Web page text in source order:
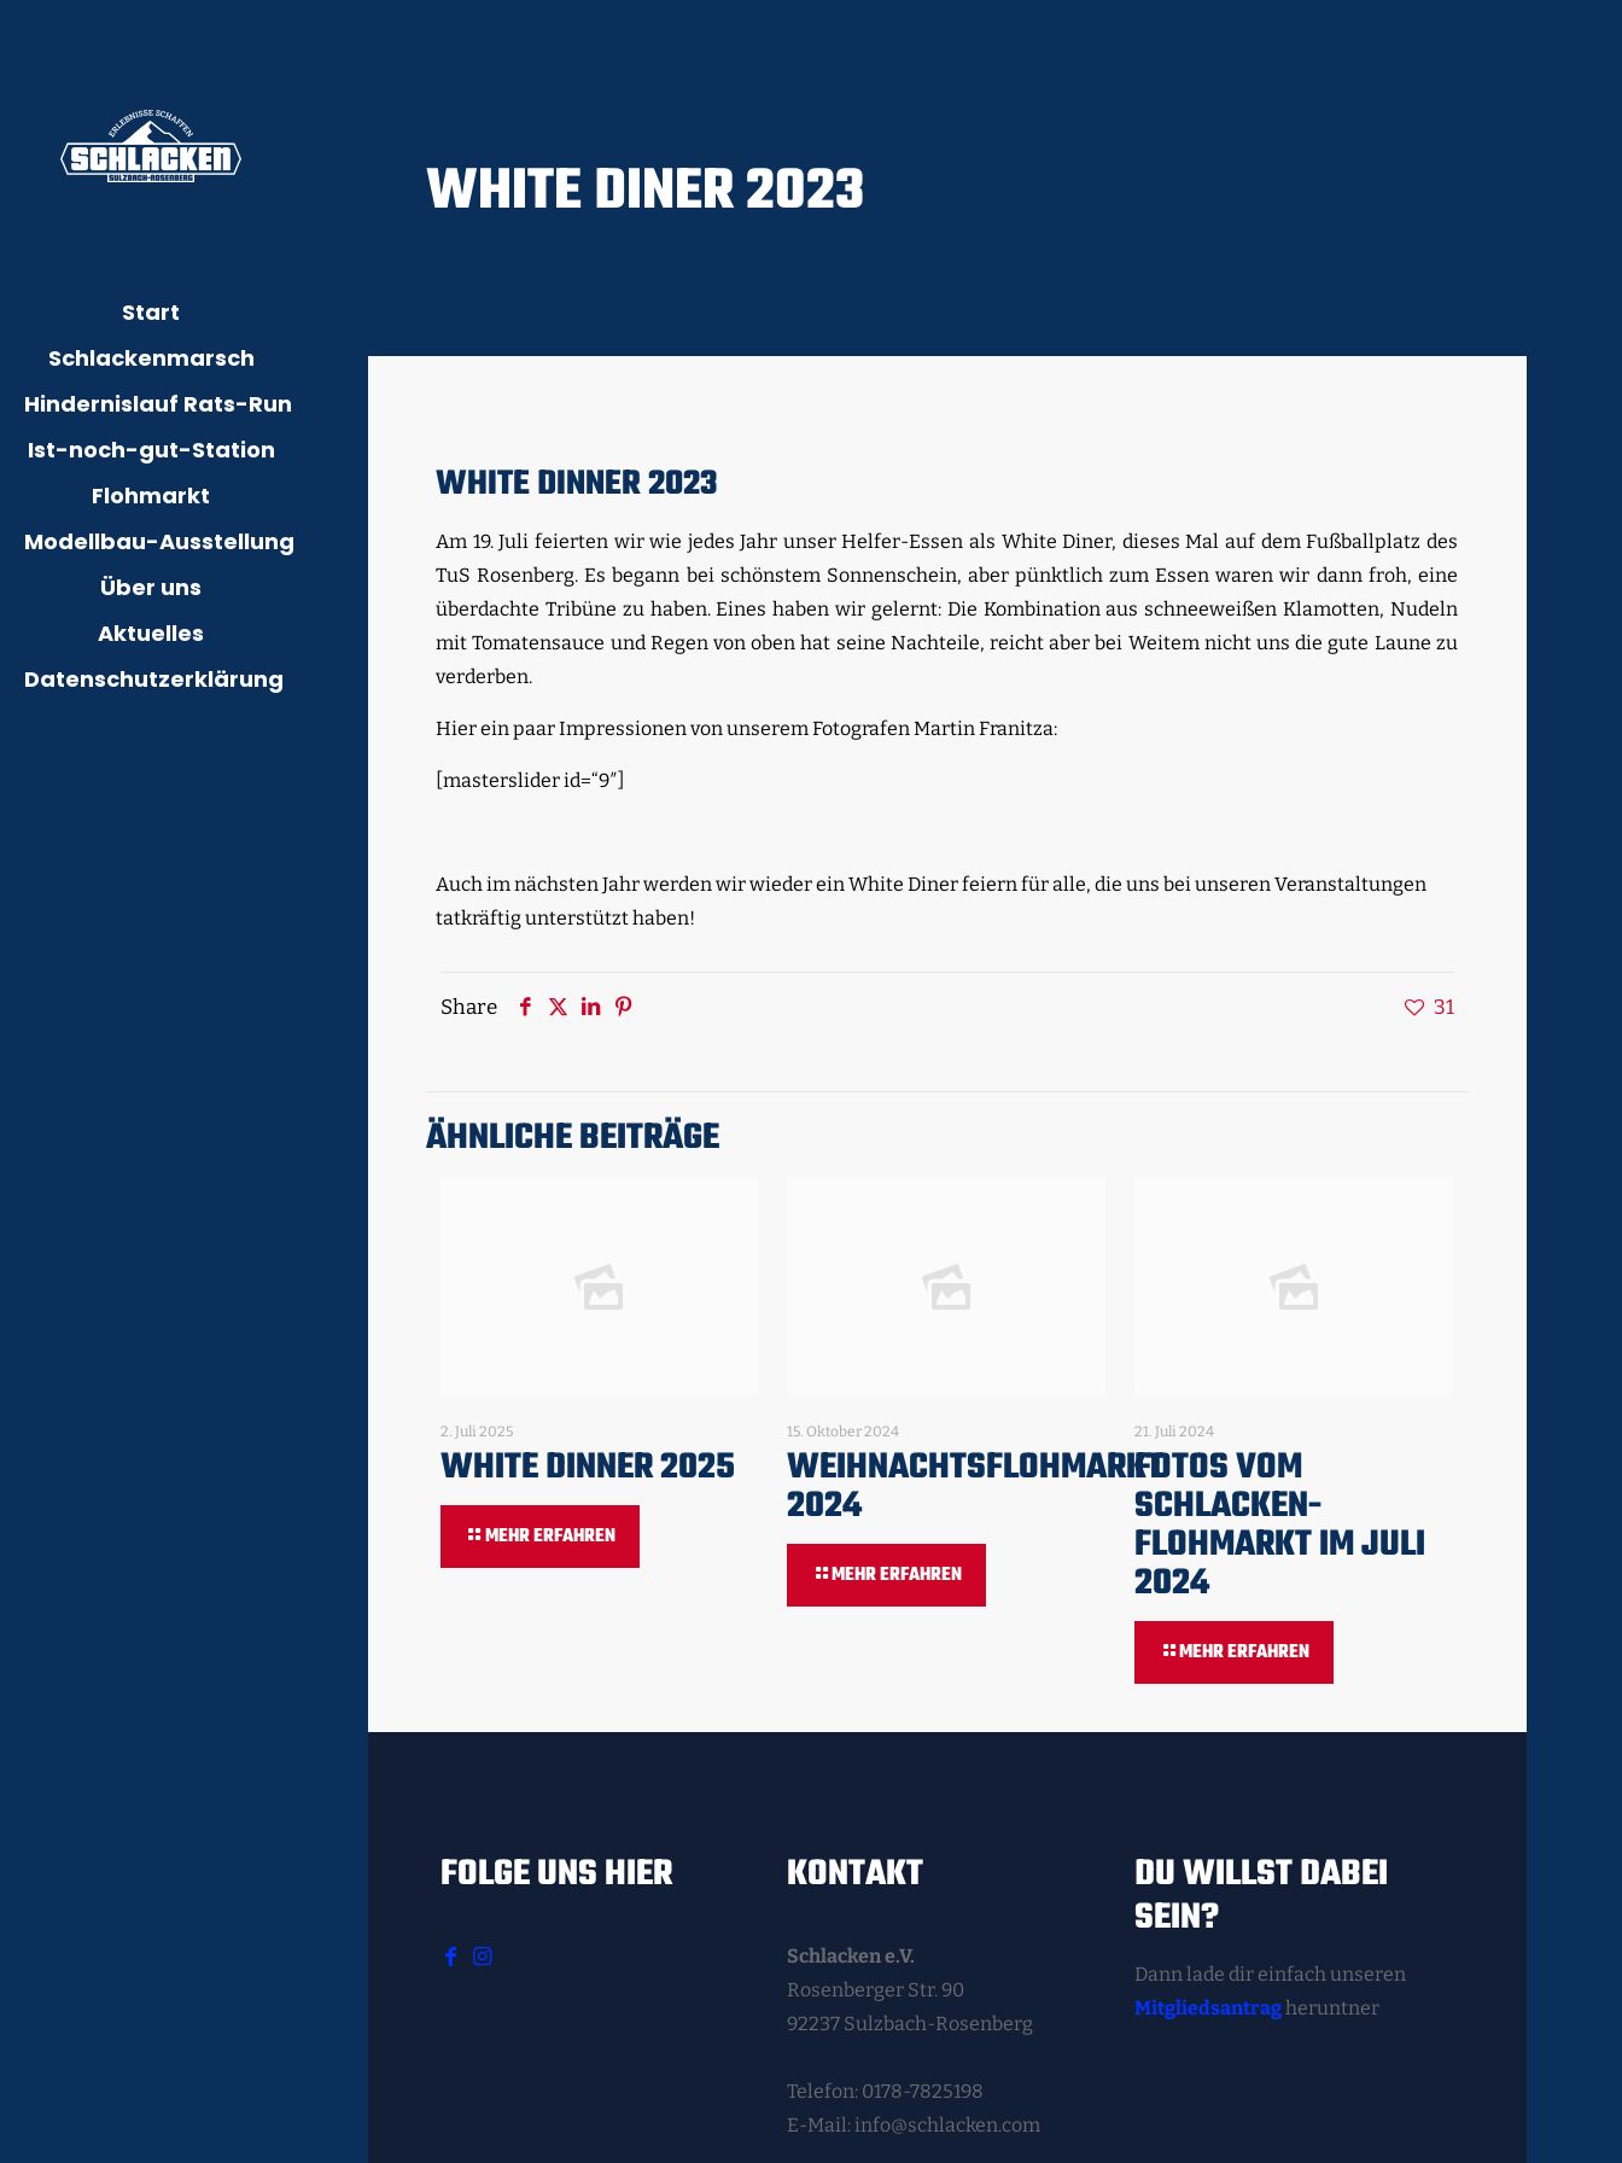
Start
Schlackenmarsch
Hindernislauf Rats-Run
Ist-noch-gut-Station
Flohmarkt
Modellbau-Ausstellung
Über uns
Aktuelles
Datenschutzerklärung
WHITE DINER 2023
WHITE DINNER 2023
Am 19. Juli feierten wir wie jedes Jahr unser Helfer-Essen als White Diner, dieses Mal auf dem Fußballplatz des
TuS Rosenberg. Es begann bei schönstem Sonnenschein, aber pünktlich zum Essen waren wir dann froh, eine
überdachte Tribüne zu haben. Eines haben wir gelernt: Die Kombination aus schneeweißen Klamotten, Nudeln
mit Tomatensauce und Regen von oben hat seine Nachteile, reicht aber bei Weitem nicht uns die gute Laune zu
verderben.
Hier ein paar Impressionen von unserem Fotografen Martin Franitza:
[masterslider id=“9″]
Auch im nächsten Jahr werden wir wieder ein White Diner feiern für alle, die uns bei unseren Veranstaltungen
tatkräftig unterstützt haben!
Share 31
ÄHNLICHE BEITRÄGE
2. Juli 2025
WHITE DINNER 2025
MEHR ERFAHREN
15. Oktober 2024
WEIHNACHTSFLOHMARKT
2024
MEHR ERFAHREN
21. Juli 2024
FOTOS VOM
SCHLACKEN-
FLOHMARKT IM JULI
2024
MEHR ERFAHREN
FOLGE UNS HIER KONTAKT
Schlacken e.V.
Rosenberger Str. 90
92237 Sulzbach-Rosenberg
Telefon: 0178-7825198
E-Mail: info@schlacken.com
DU WILLST DABEI
SEIN?
Dann lade dir einfach unseren
Mitgliedsantragheruntner